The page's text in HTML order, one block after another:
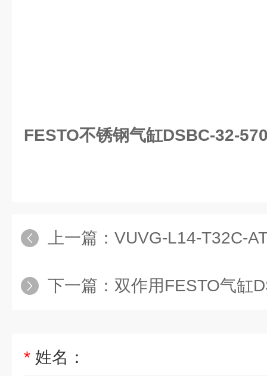
FESTO不锈钢气缸DSBC-32-
上一篇： VUVG-L14-T32C-AT-G18-
下一篇： 双作用FESTO气缸
* 姓名：